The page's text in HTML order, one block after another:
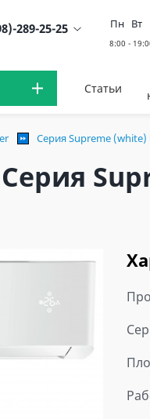
289-25-25 Пн Вт
Статьи
Серия Supreme (white)